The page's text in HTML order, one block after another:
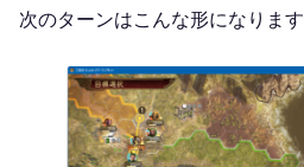
次のターンはこんな形になります